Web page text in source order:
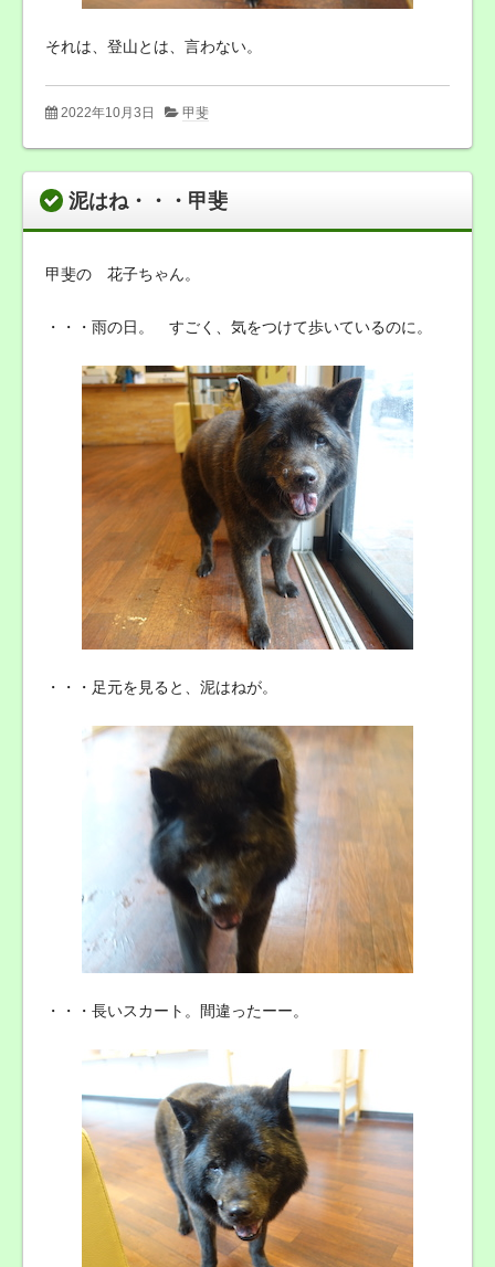
それは、登山とは、言わない。
2022年10月3日 甲斐
泥はね・・・甲斐
甲斐の 花子ちゃん。
・・・雨の日。 すごく、気をつけて歩いているのに。
・・・足元を見ると、泥はねが。
・・・長いスカート。間違ったーー。